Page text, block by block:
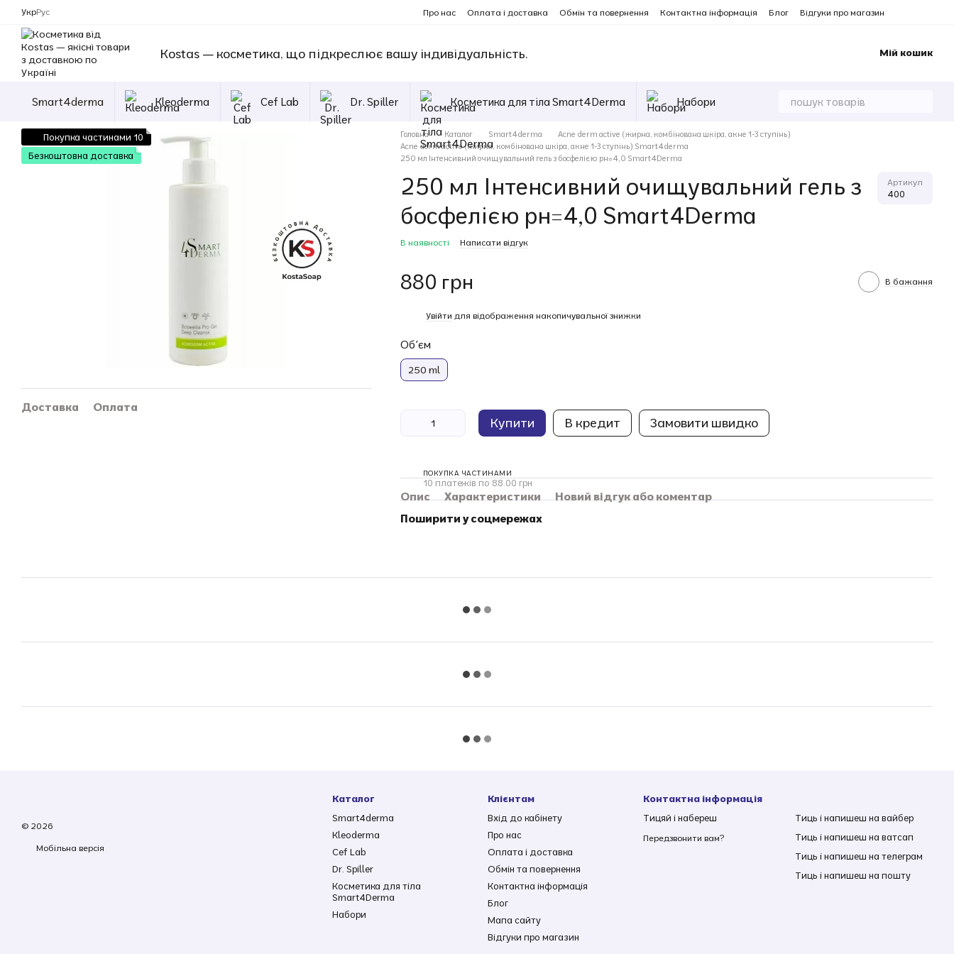
Перейти до основного контенту
УкрРус Про нас Оплата і доставка Обмін та повернення Контактна інформація Блог Відгуки про магазин
Kostas — косметика, що підкреслює вашу індивідуальність. Мій кошик
Smart4derma Kleoderma Cef Lab Dr. Spiller Косметика для тіла Smart4Derma Набори
Покупка частинами 10
Безкоштовна доставка
Доставка Оплата
Головна Каталог Smart4derma
Acne derm active (жирна, комбінована шкіра, акне 1-3 ступінь)
Acne derm active (жирна, комбінована шкіра, акне 1-3 ступінь) Smart4derma
250 мл Інтенсивний очищувальний гель з босфелією рн=4,0 Smart4Derma
250 мл Інтенсивний очищувальний гель з
босфелією рн=4,0 Smart4Derma
Артикул
400
В наявності Написати відгук
880 грн В бажання
Увійти для відображення накопичувальної знижки
Обʼєм
250 ml
Купити В кредит Замовити швидко
ПОКУПКА ЧАСТИНАМИ
10 платежів по 88.00 грн
Опис Характеристики
Новий відгук або коментар
Поширити у соцмережах
© 2026
Мобільна версія
Каталог
Smart4derma
Kleoderma
Cef Lab
Dr. Spiller
Косметика для тіла
Smart4Derma
Набори
Клієнтам
Вхід до кабінету
Про нас
Оплата і доставка
Обмін та повернення
Контактна інформація
Блог
Мапа сайту
Відгуки про магазин
Контактна інформація
Тицяй і набереш
Передзвонити вам?
Тиць і напишеш на вайбер
Тиць і напишеш на ватсап
Тиць і напишеш на телеграм
Тиць і напишеш на пошту